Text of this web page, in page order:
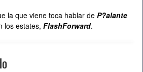
la que viene toca hablar de P?alante
los estates, FlashForward.